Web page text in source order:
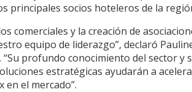
principales socios hoteleros de la
comerciales y la creación de
equipo de liderazgo”, declaró
profundo conocimiento del sector y
estratégicas ayudarán a
en el mercado”.